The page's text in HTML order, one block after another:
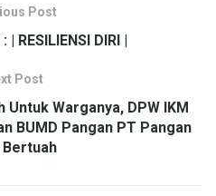
Post
RESILIENSI DIRI |
Post
Warganya, DPW IKM
BUMD Pangan PT Pangan
Bertuah